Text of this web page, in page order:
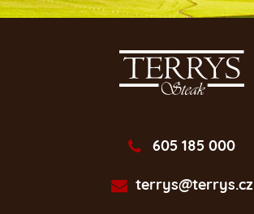
605 185 000
terrys@terrys.cz